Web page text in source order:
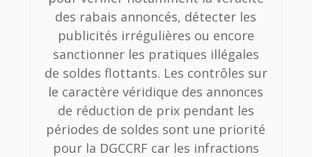
des rabais annoncés, détecter les
publicités irrégulières ou encore
sanctionner les pratiques illégales
de soldes flottants. Les contrôles sur
le caractère véridique des annonces
de réduction de prix pendant les
périodes de soldes sont une priorité
pour la DGCCRF car les infractions